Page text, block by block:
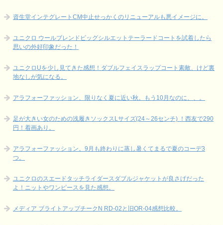
資生堂インテグレートCM中止せっかくのリニューアルも悪イメージに。
ユニクロ ウールブレンドビッグシルエットテーラードコートを試着したら
思いの外好印象だった！
ユニクロUを少し見てきた感想！ダブルフェイスラップコート素敵、けど裏
地なしが気になる。
アラフォーファッション、限りなく夏に近い秋。もう10月なのに、、。
足が大きい女のための浅履きソックスLサイズ(24～26センチ) ！西友で290
円！着画あり。
アラフォーファッション。9月も終わりに蒸し暑くてまるで夏のコーデ3
つ。
ユニクロのスエードタッチライダースダブルジャケットが良さげだった
よ！ニットやワンピースを見た感想。
メディア ブライトアップチークN RD-02と旧OR-04感想比較。